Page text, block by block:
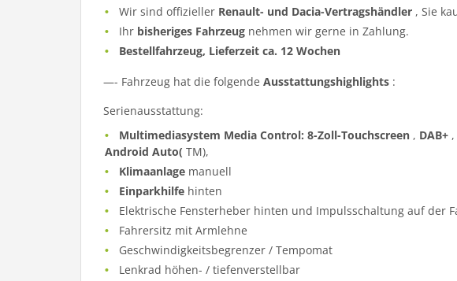
Wir sind offizieller Renault- und Dacia-Vertragshändler , Sie
Ihr bisheriges Fahrzeug nehmen wir gerne in Zahlung.
Bestellfahrzeug, Lieferzeit ca. 12 Wochen
—- Fahrzeug hat die folgende Ausstattungshighlights :
Serienausstattung:
Multimediasystem Media Control: 8-Zoll-Touchscreen , DAB+ ,
Android Auto( TM),
Klimaanlage manuell
Einparkhilfe hinten
Elektrische Fensterheber hinten und Impulsschaltung auf der
Fahrersitz mit Armlehne
Geschwindigkeitsbegrenzer / Tempomat
Lenkrad höhen- / tiefenverstellbar